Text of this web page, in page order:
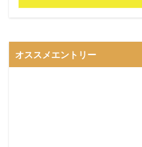
オススメエントリー